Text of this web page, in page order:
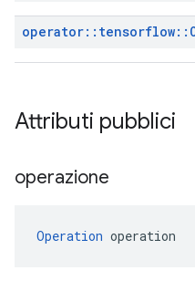
operator:: tensorflow::
Attributi pubblici
operazione
Operation operation